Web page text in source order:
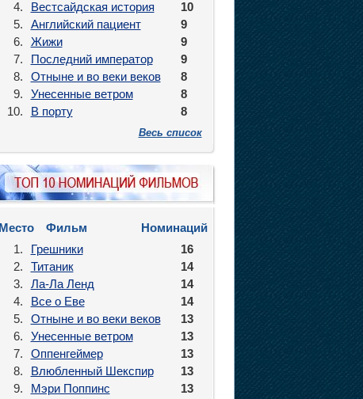
4. Вестсайдская история
10
5.
Английский пациент
9
6.
Жижи
9
7.
Последний император
9
8.
Отныне и во веки веков
8
9.
Унесенные ветром
8
10.
В порту 8
Весь список
Место Фильм
Номинаций
1.
Грешники
16
2.
Титаник
14
3.
Ла-Ла Ленд
14
4.
Все о Еве
14
5.
Отныне и во веки веков
13
6.
Унесенные ветром
13
7.
Оппенгеймер
13
8.
Влюбленный Шекспир
13
9.
Мэри Поппинс
13